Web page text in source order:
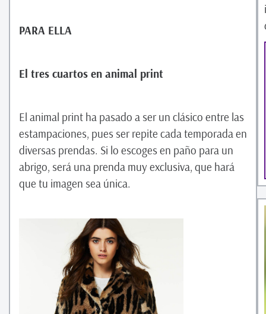
PARA ELLA
El tres cuartos en animal print
El animal print ha pasado a ser un clásico entre las
estampaciones, pues ser repite cada temporada en
diversas prendas. Si lo escoges en paño para un
abrigo, será una prenda muy exclusiva, que hará
que tu imagen sea única.